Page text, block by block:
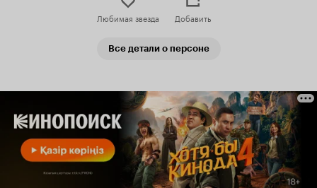
Любимая звезда Добавить
Все детали о персоне